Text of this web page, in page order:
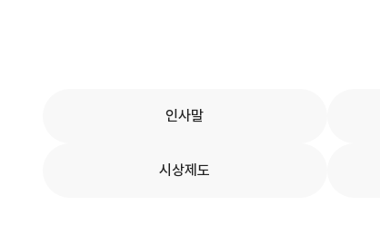
인사말
시상제도